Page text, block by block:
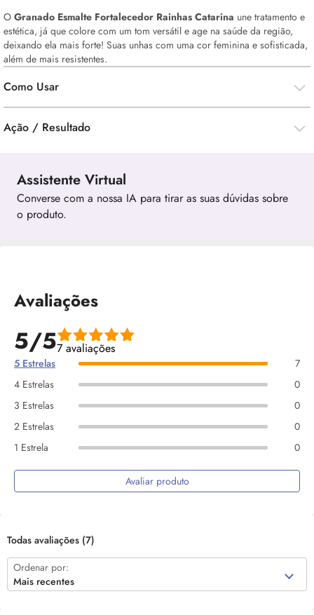
O Granado Esmalte Fortalecedor Rainhas Catarina une tratamento e
estética, já que colore com um tom versátil e age na saúde da região,
deixando ela mais forte! Suas unhas com uma cor feminina e sofisticada,
além de mais resistentes.
Como Usar
Ação / Resultado
Assistente Virtual
Converse com a nossa IA para tirar as suas dúvidas sobre
o produto.
Avaliações
5/57 avaliações
5 Estrelas
7
4 Estrelas
0
3 Estrelas
0
2 Estrelas
0
1 Estrela
0
Avaliar produto
Todas avaliações (7)
Ordenar por:
Mais recentes